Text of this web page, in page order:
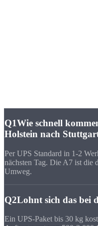
Q1Wie schnell
Holstein nach
Per UPS Standard in 1-2
nächsten Tag. Die A7 ist die
Umweg.
Q2Lohnt sich das bei
Ein UPS-Paket bis 30 kg